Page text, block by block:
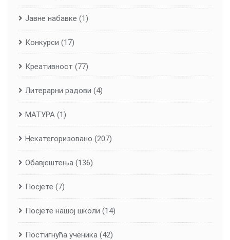
Јавне набавке (1)
Конкурси (17)
Креативност (77)
Литерарни радови (4)
МАТУРА (1)
Некатегоризовано (207)
Обавјештења (136)
Посјете (7)
Посјете нашој школи (14)
Постигнућа ученика (42)